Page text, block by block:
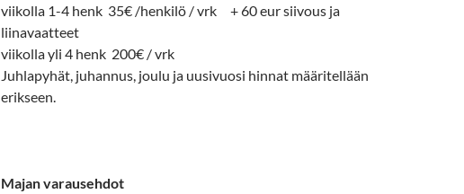
viikolla 1-4 henk 35€ /henkilö / vrk + 60 eur siivous ja
liinavaatteet
viikolla yli 4 henk 200€ / vrk
Juhlapyhät, juhannus, joulu ja uusivuosi hinnat määritellään
erikseen.
Majan varausehdot